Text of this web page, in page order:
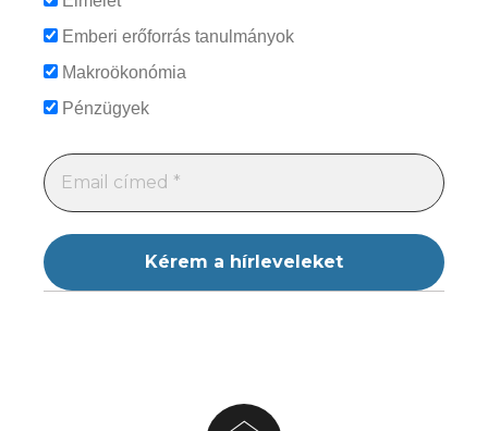
Emberi erőforrás tanulmányok
Makroökonómia
Pénzügyek